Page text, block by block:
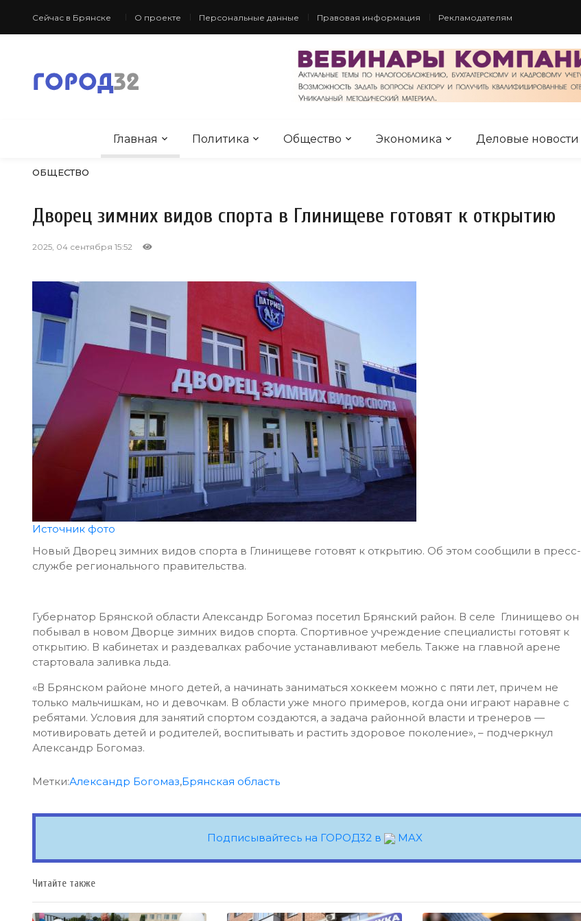
Сейчас в Брянске О проекте Персональные данные Правовая информация Рекламодателям
Главная Политика Общество Экономика Деловые новости
ОБЩЕСТВО
Дворец зимних видов спорта в Глинищеве готовят к открытию
2025, 04 сентября 15:52
Источник фото
Новый Дворец зимних видов спорта в Глинищеве готовят к открытию. Об этом сообщили в пресс-
службе регионального правительства.
Губернатор Брянской области Александр Богомаз посетил Брянский район. В селе Глинищево он
побывал в новом Дворце зимних видов спорта. Спортивное учреждение специалисты готовят к
открытию. В кабинетах и раздевалках рабочие устанавливают мебель. Также на главной арене
стартовала заливка льда.
«В Брянском районе много детей, а начинать заниматься хоккеем можно с пяти лет, причем не
только мальчишкам, но и девочкам. В области уже много примеров, когда они играют наравне с
ребятами. Условия для занятий спортом создаются, а задача районной власти и тренеров —
мотивировать детей и родителей, воспитывать и растить здоровое поколение», – подчеркнул
Александр Богомаз.
Метки:Александр Богомаз,Брянская область
Подписывайтесь на ГОРОД32 в MAX
Читайте также